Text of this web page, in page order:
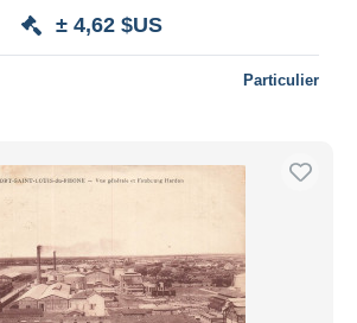
± 4,62 $US
Particulier